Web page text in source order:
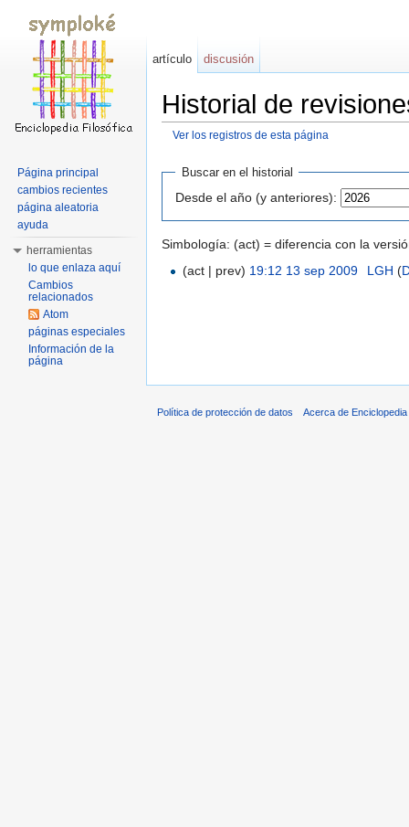
Historial de
Ver los registros de esta página
Buscar en el historial
Desde el año (y anteriores):
Simbología: (act) = diferencia con la
(act | prev) 19:12 13 sep 2009 LGH (
artículo discusión
Página principal
cambios recientes
página aleatoria
ayuda
herramientas
lo que enlaza aquí
Cambios
relacionados
Atom
páginas especiales
Información de la
página
Política de protección de datos Acerca de